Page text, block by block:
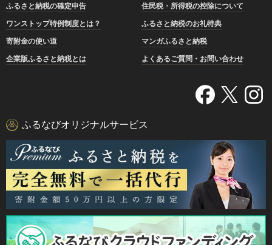
ふるさと納税の確定申告
住民税・所得税の控除について
ワンストップ特例制度とは？
ふるさと納税のお礼特典
寄附金の使い道
マンガふるさと納税
企業版ふるさと納税とは
よくあるご質問・お問い合わせ
ふるなびオリジナルサービス